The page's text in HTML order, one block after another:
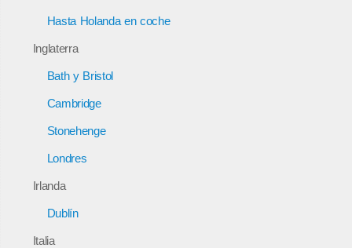
Hasta Holanda en coche
Inglaterra
Bath y Bristol
Cambridge
Stonehenge
Londres
Irlanda
Dublín
Italia